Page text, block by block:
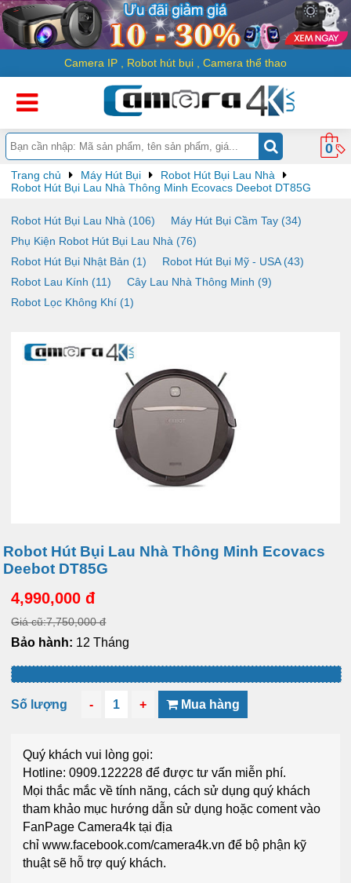
Camera IP Robot hút bụi Camera thể thao
0
Trang chủ Máy Hút Bụi
Robot Hút Bụi Lau Nhà
Robot Hút Bụi Lau Nhà Thông Minh Ecovacs Deebot DT85G
Robot Hút Bụi Lau Nhà (106)
Máy Hút Bụi Cầm Tay (34)
Phụ Kiện Robot Hút Bụi Lau Nhà (76)
Robot Hút Bụi Nhật Bản (1)
Robot Hút Bụi Mỹ - USA (43)
Robot Lau Kính (11)
Cây Lau Nhà Thông Minh (9)
Robot Lọc Không Khí (1)
Robot Hút Bụi Lau Nhà Thông Minh Ecovacs
Deebot DT85G
4,990,000 đ
Giá cũ:7,750,000 đ
Bảo hành: 12 Tháng
Số lượng - 1 + Mua hàng
Quý khách vui lòng gọi:
Hotline: 0909.122228để được tư vấn miễn phí.
Mọi thắc mắc về tính năng, cách sử dụng quý khách
tham khảo mục hướng dẫn sử dụng hoặc coment vào
FanPageCamera4ktại địa
chỉwww.facebook.com/camera4k.vnđể bộ phận kỹ
thuật sẽ hỗ trợ quý khách.